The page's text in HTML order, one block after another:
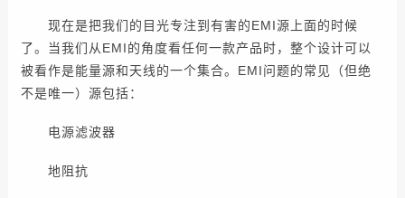
现在是把我们的目光专注到有害的EMI源上面的时候
了。当我们从EMI的角度看任何一款产品时，整个设计可以
被看作是能量源和天线的一个集合。EMI问题的常见（但绝
不是唯一）源包括：
电源滤波器
地阻抗